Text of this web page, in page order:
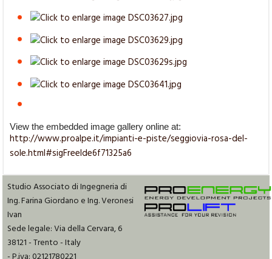
View the embedded image gallery online at:
http://www.proalpe.it/impianti-e-piste/seggiovia-rosa-del-
sole.html#sigFreeIde6f71325a6
Studio Associato di Ingegneria di
Ing. Farina Giordano e Ing. Veronesi
Ivan
Sede legale: Via della Cervara, 6
38121 - Trento - Italy